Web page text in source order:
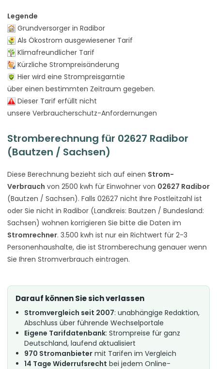
Legende
Grundversorger in Radibor
Als Ökostrom ausgewiesener Tarif
Klimafreundlicher Tarif
Kürzliche Strompreisänderung
Hier wird eine Strompreisgarntie
über einen bestimmten Zeitraum gegeben.
Dieser Tarif erfüllt nicht
unsere Verbraucherschutz-Anfordernungen
Stromberechnung für 02627 Radibor
(Bautzen / Sachsen)
Diese Berechnung bezieht sich auf einen Strom-
Verbrauch von 2500 kwh für Einwohner von 02627 Radibor
(Bautzen / Sachsen). Falls 02627 nicht Ihre Postleitzahl ist
oder Sie nicht in Radibor (Landkreis: Bautzen / Bundesland:
Sachsen) wohnen korrigieren Sie bitte die Daten im
Stromrechner. 3.500 kwh ist nur ein Richtwert für 2-3
Personenhaushalte, die ist Stromberechung genauer wenn
Sie Ihren Stromverbrauch eintragen.
Darauf können Sie sich verlassen
Stromvergleich seit 2007: unabhängige Redaktion,
Abschluss über führende Wechselportale
Eigene Tarifdatenbank: Strompreise für ganz
Deutschland, laufend aktualisiert
970 Stromanbieter mit Tarifen im Vergleich
14 Tage Widerrufsrecht bei jedem Online-